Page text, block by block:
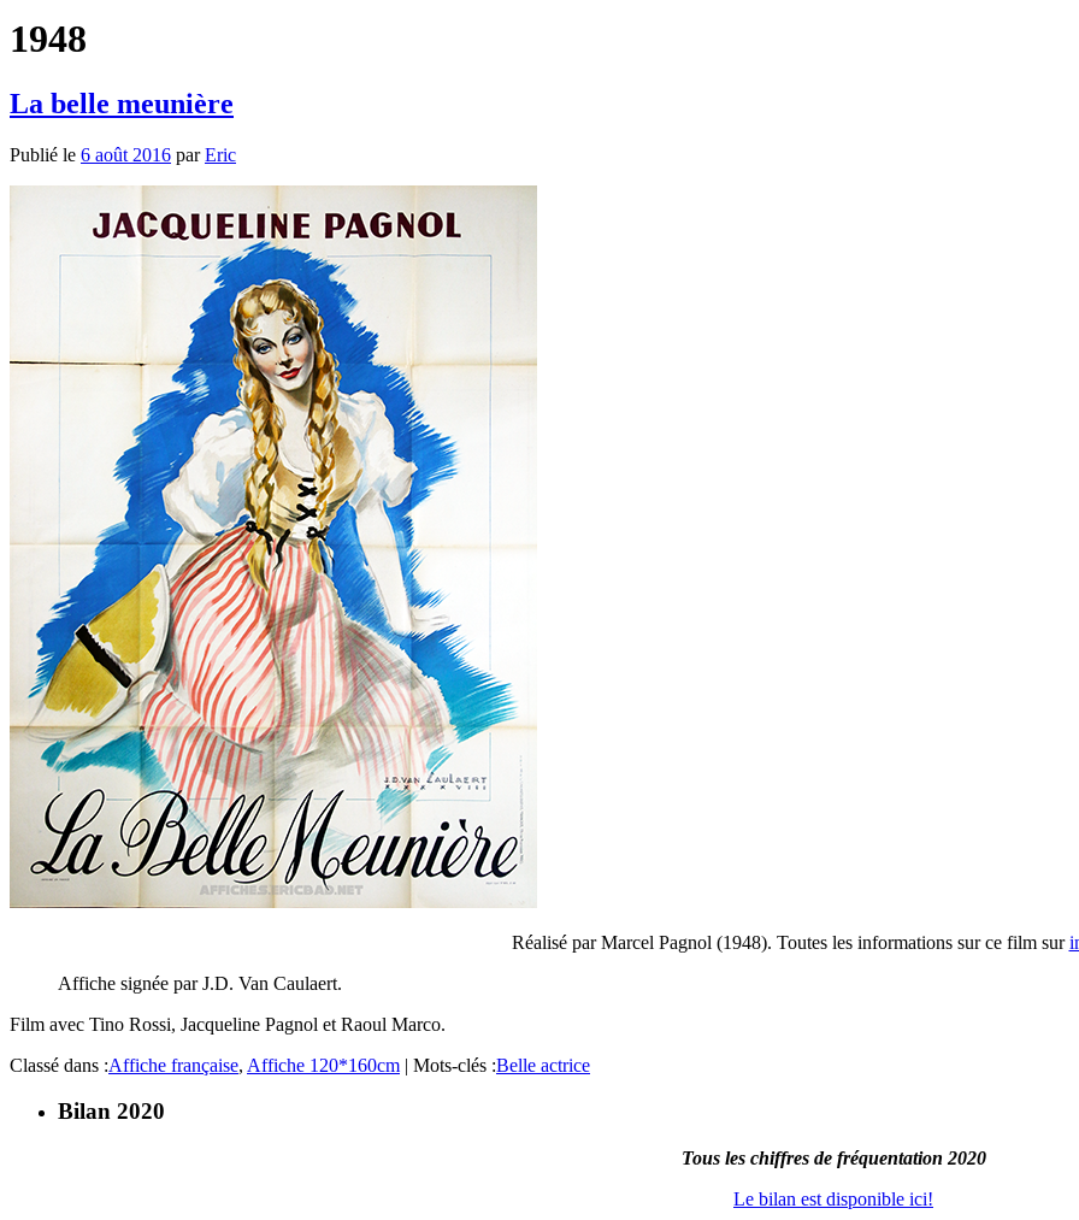
1948
La belle meunière
Publié le 6 août 2016 parEric
Réalisé par Marcel Pagnol (1948). Toutes les informations sur ce film sur
Affiche signée par J.D. Van Caulaert.
Film avec Tino Rossi, Jacqueline Pagnol et Raoul Marco.
Classé dans :Affiche française, Affiche 120*160cm | Mots-clés :Belle actrice
Bilan 2020
Tous les chiffres de fréquentation 2020
Le bilan est disponible ici!